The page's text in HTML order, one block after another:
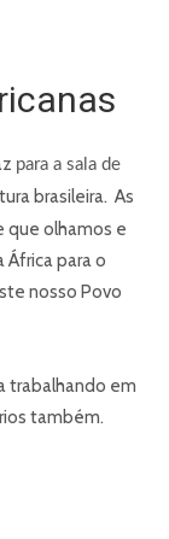
para a sala de
brasileira. As
que olhamos e
para o
nosso Povo
trabalhando em
também.